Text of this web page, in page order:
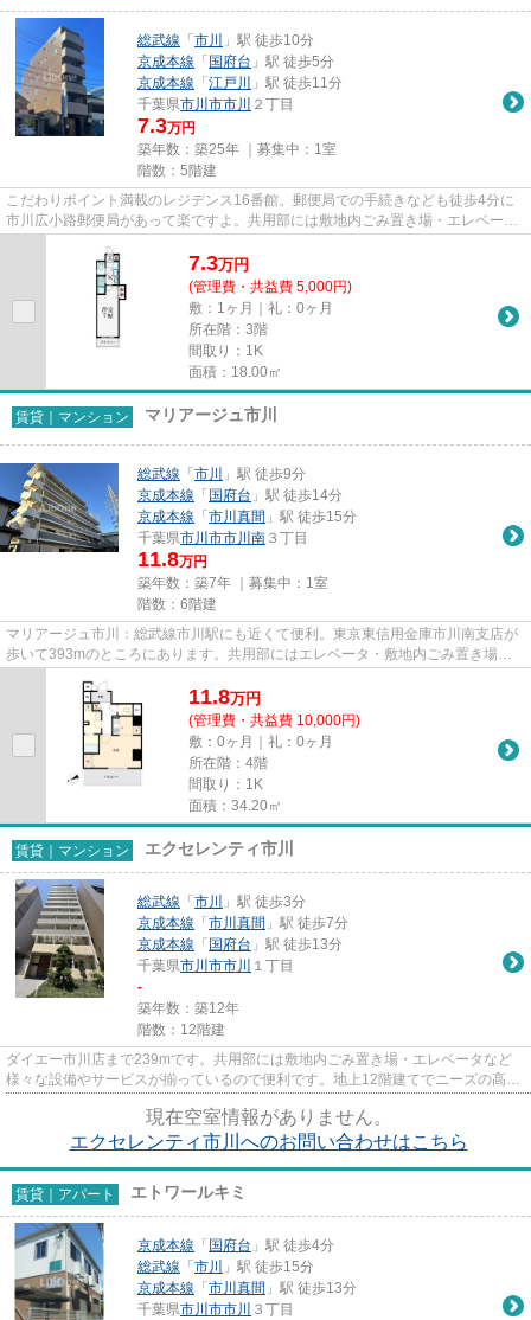
総武線 「 市川
」駅 徒歩10分
京成本線 「 国府台 」駅 徒歩5分
京成本線 「 江戸川
」駅 徒歩11分
千葉県市川市市川 ２丁目
7.3万円
築年数：築25年 ｜募集中： 1室
階数：5階建
こだわりポイント満載のレジデンス16番館。郵便局での手続きなども徒歩4分に
市川広小路郵便局があって楽ですよ。共用部には敷地内ごみ置き場・エレベータ
7.3万円
(管理費・共益費 5,000円)
敷：1ヶ月｜礼：0ヶ月
所在階：3階
間取り：1K
面積：18.00㎡
賃貸｜マンション マリアージュ市川
総武線 「 市川
」駅 徒歩9分
京成本線 「 国府台 」駅 徒歩14分
京成本線 「 市川真間 」駅 徒歩15分
千葉県市川市市川南 ３丁目
11.8万円
築年数：築7年 ｜募集中： 1室
階数：6階建
マリアージュ市川：総武線市川駅にも近くて便利。東京東信用金庫市川南支店が
歩いて393mのところにあります。共用部にはエレベータ・敷地内ごみ置き場な
11.8万円
(管理費・共益費 10,000円)
敷：0ヶ月｜礼：0ヶ月
所在階：4階
間取り：1K
面積：34.20㎡
賃貸｜マンション エクセレンティ市川
総武線 「 市川
」駅 徒歩3分
京成本線 「 市川真間 」駅 徒歩7分
京成本線 「 国府台 」駅 徒歩13分
千葉県市川市市川 １丁目
-
築年数：築12年
階数：12階建
ダイエー市川店まで239mです。共用部には敷地内ごみ置き場・エレベータなど
様々な設備やサービスが揃っているので便利です。地上12階建てでニーズの高い
現在空室情報がありません。
エクセレンティ市川へのお問い合わせはこちら
賃貸｜アパート エトワールキミ
京成本線 「 国府台 」駅 徒歩4分
総武線 「 市川
」駅 徒歩15分
京成本線 「 市川真間 」駅 徒歩13分
千葉県市川市市川 ３丁目